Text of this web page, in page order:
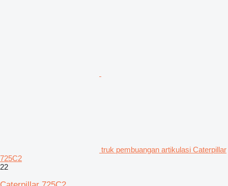
truk pembuangan artikulasi Caterpillar
725C2
22